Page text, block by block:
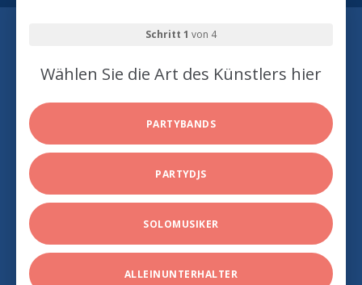
Schritt 1 von 4
Wählen Sie die Art des Künstlers hier
PARTYBANDS
PARTYDJS
SOLOMUSIKER
ALLEINUNTERHALTER